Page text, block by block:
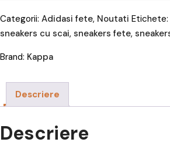
Categorii: Adidasi fete, Noutati Etichete:
sneakers cu scai, sneakers fete,
Brand: Kappa
Descriere
Descriere